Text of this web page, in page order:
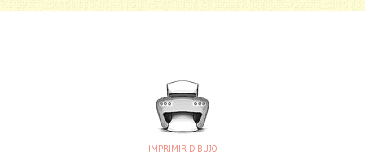
IMPRIMIR DIBUJO